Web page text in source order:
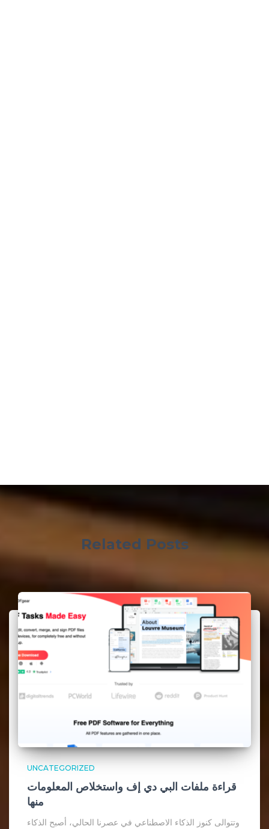
Related Posts
UNCATEGORIZED
قراءة ملفات البي دي إف واستخلاص المعلومات
منها
وتتوالى كنوز الذكاء الاصطناعي في عصرنا الحالي، أصبح الذكاء